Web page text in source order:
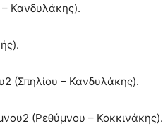
Κανδυλάκης).
(Σπηλίου – Κανδυλάκης).
(Ρεθύμνου – Κοκκινάκης).